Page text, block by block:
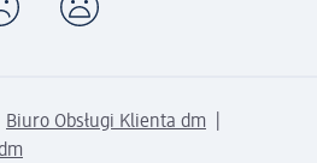
Biuro Obsługi Klienta dm